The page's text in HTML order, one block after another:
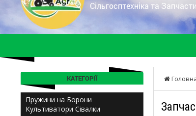
Cільгосптехніка та
КАТЕГОРІЇ
Пружини на Борони
Культиватори Сівалки